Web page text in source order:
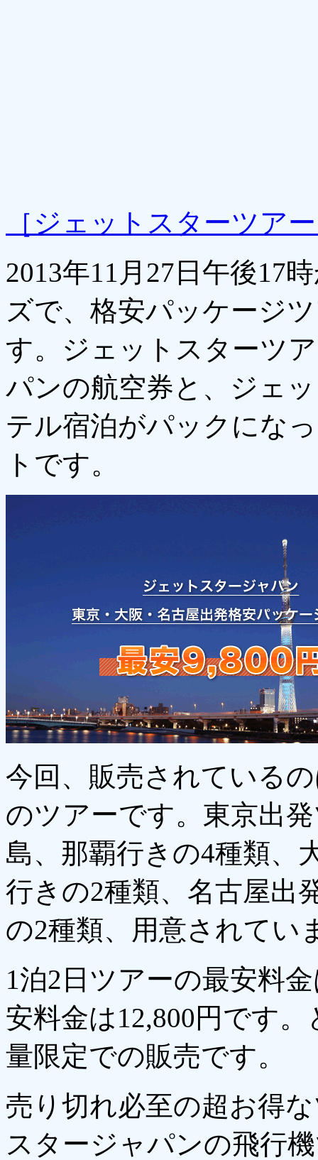
［ジェットスターツア
2013年11月27日午後17
ズで、格安パッケージ
す。ジェットスターツ
パンの航空券と、ジェ
テル宿泊がパックにな
トです。
今回、販売されている
のツアーです。東京出
島、那覇行きの4種類、
行きの2種類、名古屋出
の2種類、用意されてい
1泊2日ツアーの最安料
安料金は12,800円です
量限定での販売です。
売り切れ必至の超お得
スタージャパンの飛行